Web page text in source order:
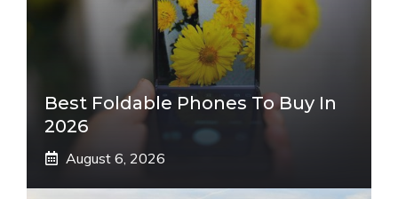
Best Foldable Phones To Buy In
2026
August 6, 2026